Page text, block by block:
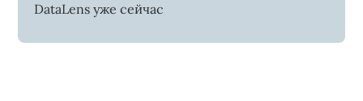
DataLens уже сейчас